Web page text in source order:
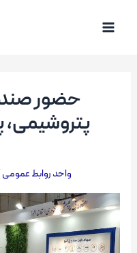
حضور
پتروشیمی،
واحد روابط عمومی